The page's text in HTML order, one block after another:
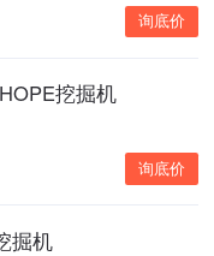
询底价
挖掘机
询底价
掘机